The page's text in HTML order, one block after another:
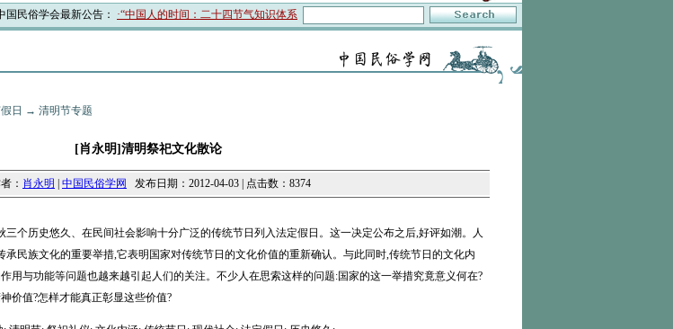
民俗学会最新公告：·“中国人的时间：二十四节气知识体系与数字叙事”研讨会在京召开 ·中国民俗学会第十一届代表大会暨2026年年会征文
日 → 清明节专题
[肖永明]清明祭祀文化散论
： 肖永明 中国民俗学网 发布日期：2012-04-03 | 点击数：8374
三个历史悠久、在民间社会影响十分广泛的传统节日列入法定假日。这一决定公布之后,好评如潮。人
民族文化的重要举措,它表明国家对传统节日的文化价值的重新确认。与此同时,传统节日的文化内
用与功能等问题也越来越引起人们的关注。不少人在思索这样的问题:国家的这一举措究竟意义何在?
神价值?怎样才能真正彰显这些价值?